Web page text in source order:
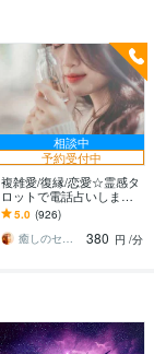
相談中
予約受付中
複雑愛/復縁/恋愛☆霊感タ
ロットで電話占いします
ツインレイ鑑定師による
ツインレイ♡ソウルメイ
トのご相談が得意
5.0 (926)
癒しのセラピーサロン☪️セレイ
380 円 /分